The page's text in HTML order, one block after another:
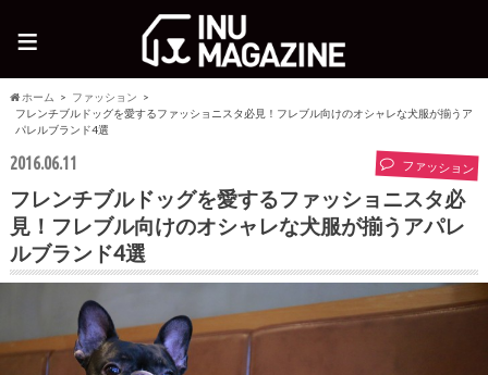
≡
ホーム
ファッション
フレンチブルドッグを愛するファッショニスタ必見！フレブル向けのオシャレな犬服が揃うア
パレルブランド4選
2016.06.11 ファッション
フレンチブルドッグを愛するファッショニスタ必
見！フレブル向けのオシャレな犬服が揃うアパレ
ルブランド4選